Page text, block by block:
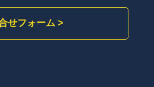
せフォーム >